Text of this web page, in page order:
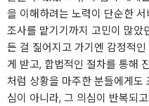
을 이해하려는 노력이 단순한
조사를 맡기기까지 고민이 많았
든 걸 짊어지고 가기엔 감정적
게 받고, 합법적인 절차를 통해
처럼 상황을 마주한 분들에게도
심이 아니라, 그 의심이 반복되